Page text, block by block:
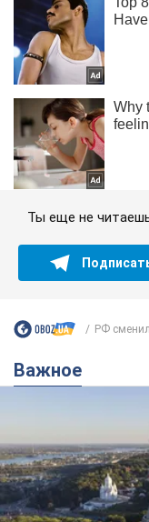
Ты еще не
РФ
Важное